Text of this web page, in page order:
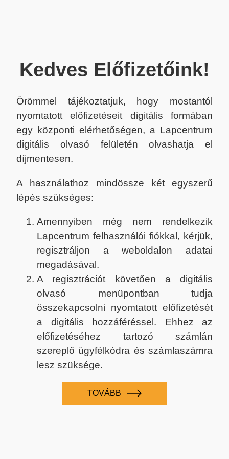
Kedves Előfizetőink!
Örömmel tájékoztatjuk, hogy mostantól
nyomtatott előfizetéseit digitális formában
egy központi elérhetőségen, a Lapcentrum
digitális olvasó felületén olvashatja el
díjmentesen.
A használathoz mindössze két egyszerű
lépés szükséges:
Amennyiben még nem rendelkezik
Lapcentrum felhasználói fiókkal, kérjük,
regisztráljon a weboldalon adatai
megadásával.
A regisztrációt követően a digitális
olvasó menüpontban tudja
összekapcsolni nyomtatott előfizetését
a digitális hozzáféréssel. Ehhez az
előfizetéséhez tartozó számlán
szereplő ügyfélkódra és számlaszámra
lesz szüksége.
TOVÁBB